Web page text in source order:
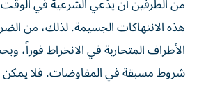
هذه الانتهاكات الجسيمة. لذلك، من
الأطراف المتحاربة في الانخراط فوراً،
شروط مسبقة في المفاوضات. فلا